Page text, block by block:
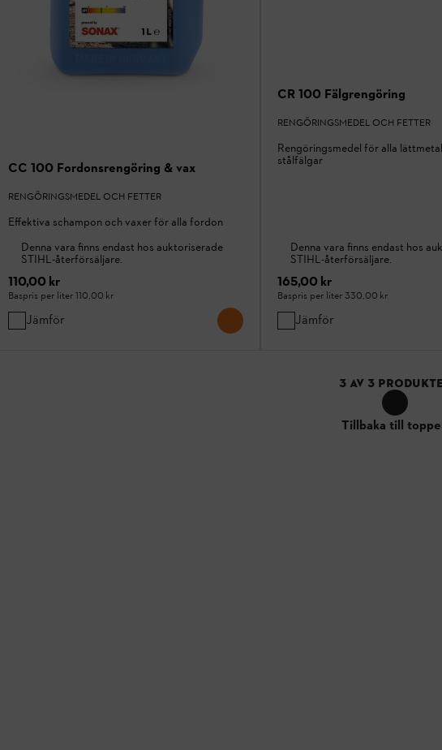
CC 100 Fordonsrengöring & vax
RENGÖRINGSMEDEL OCH FETTER
Effektiva schampon och vaxer för alla fordon
Denna vara finns endast hos auktoriserade
STIHL-återförsäljare.
110,00 kr
Baspris per liter110,00 kr
Jämför
CR 100 Fälgrengöring
RENGÖRINGSMEDEL OCH FETTER
Rengöringsmedel för alla
stålfälgar
Denna vara finns endast hos
STIHL-återförsäljare.
165,00 kr
Baspris per liter330,00 kr
Jämför
3 AV 3
Tillbaka till